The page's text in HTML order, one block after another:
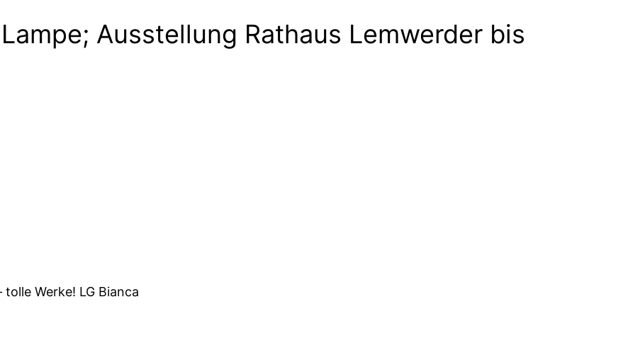
Ausstellung Rathaus Lemwerder bis
Werke! LG Bianca